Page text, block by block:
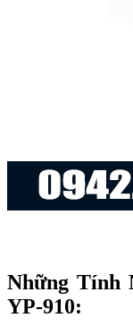
Những Tính
YP-910: